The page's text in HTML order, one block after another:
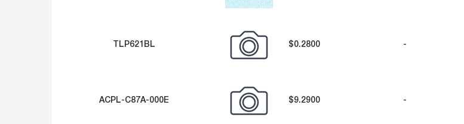
TLP621BL $0.2800 -
ACPL-C87A-000E $9.2900 -